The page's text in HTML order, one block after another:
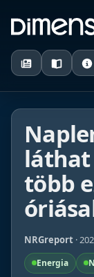
láthat
több
NRGreport ·
Energia